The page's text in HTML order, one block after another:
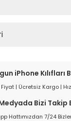
iPhone Kılıfları
| Ücretsiz Kargo |
Bizi Takip
Hattımızdan 7/24